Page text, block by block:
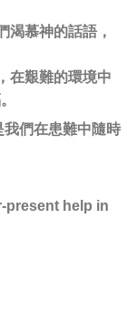
渴慕神的話語，
在艱難的環境中
我們在患難中隨時
present help in